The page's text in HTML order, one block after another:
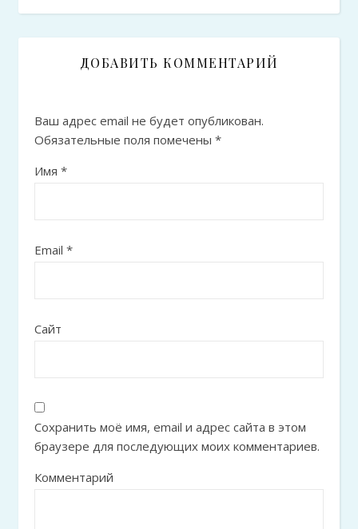
ДОБАВИТЬ КОММЕНТАРИЙ
Ваш адрес email не будет опубликован.
Обязательные поля помечены *
Имя *
Email *
Сайт
Сохранить моё имя, email и адрес сайта в этом
браузере для последующих моих комментариев.
Комментарий